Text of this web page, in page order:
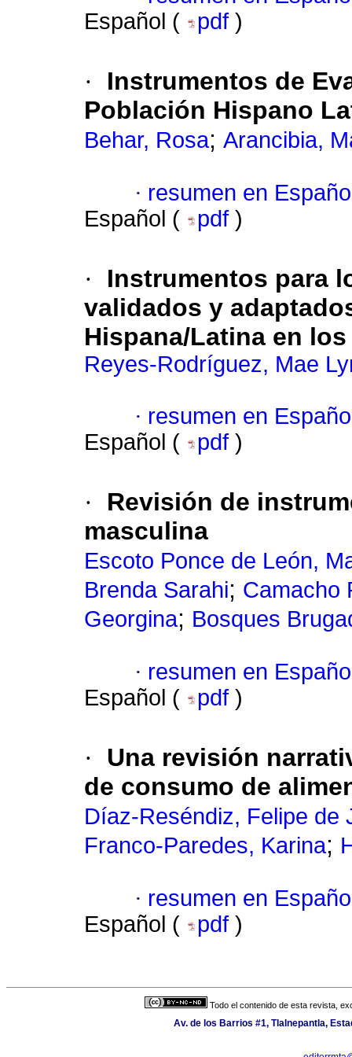
Español (
pdf )
·
Instrumentos de
Población Hispano
Behar, Rosa; Arancibia,
· resumen en
Español (
pdf )
·
Instrumentos para
validados y
Hispana/Latina en
Reyes-Rodríguez, Mae
· resumen en
Español (
pdf )
·
Revisión de
masculina
Escoto Ponce de León,
Brenda Sarahi; Camacho
Georgina; Bosques
· resumen en
Español (
pdf )
·
Una revisión
de consumo de
Díaz-Reséndiz, Felipe de
Franco-Paredes, Karina;
· resumen en
Español (
pdf )
Todo el contenido de esta revista,
Av. de los Barrios #1, Tlalnepantla,